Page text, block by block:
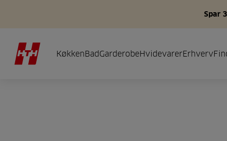
Spar
KøkkenBadGarderobeHvidevarerErhverv